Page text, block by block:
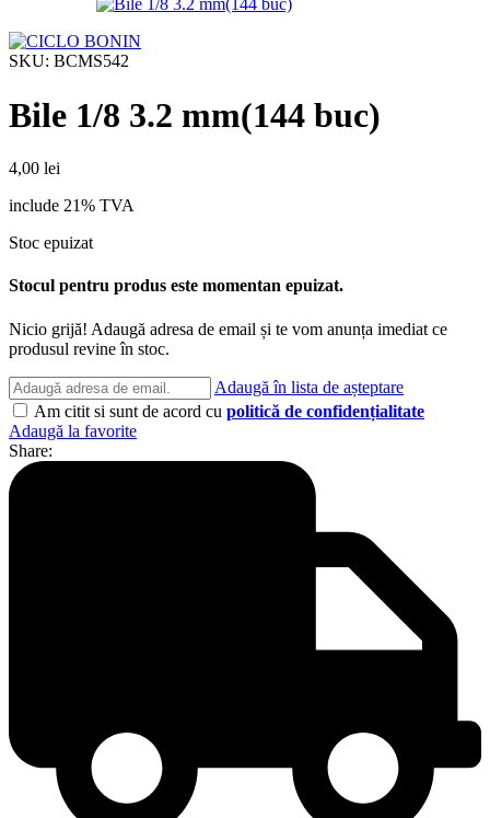
SKU: BCMS542
Bile 1/8 3.2 mm(144 buc)
4,00 lei
include 21% TVA
Stoc epuizat
Stocul pentru produs este momentan epuizat.
Nicio grijă! Adaugă adresa de email și te vom anunța imediat ce
produsul revine în stoc.
Adaugă în lista de așteptare
Am citit si sunt de acord cu politică de confidențialitate
Adaugă la favorite
Share: